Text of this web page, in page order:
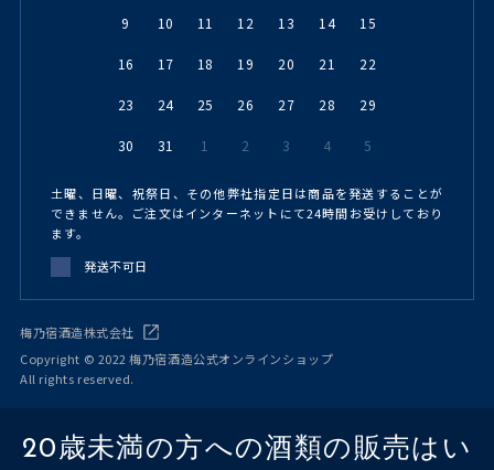
9 10 11 12 13 14 15
16 17 18 19 20 21 22
23 24 25 26 27 28 29
30 31 1 2 3 4 5
土曜、日曜、祝祭日、その他弊社指定日は商品を発送することが
できません。ご注文はインターネットにて24時間お受けしており
ます。
発送不可日
梅乃宿酒造株式会社
Copyright © 2022 梅乃宿酒造公式オンラインショップ
All rights reserved.
20歳未満の方への酒類の販売はい